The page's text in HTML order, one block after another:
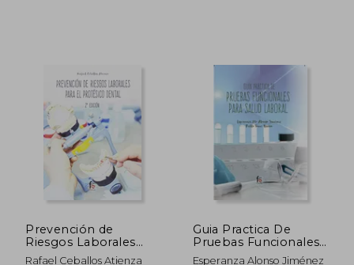
Prevención de
Riesgos Laborales
Para el Protésico
Rafael Ceballos Atienza
Guia Practica De
Pruebas Funcionales
Para Salud Laboral (in
Esperanza Alonso Jiménez